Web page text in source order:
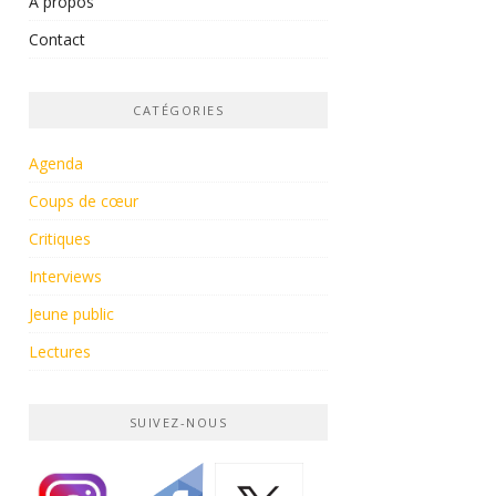
Contact
CATÉGORIES
Agenda
Coups de cœur
Critiques
Interviews
Jeune public
Lectures
SUIVEZ-NOUS